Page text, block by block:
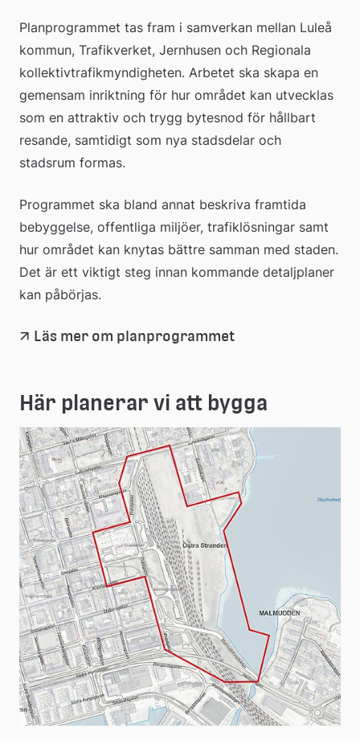
Planprogrammet tas fram i samverkan mellan Luleå
kommun, Trafikverket, Jernhusen och Regionala
kollektivtrafikmyndigheten. Arbetet ska skapa en
gemensam inriktning för hur området kan utvecklas
som en attraktiv och trygg bytesnod för hållbart
resande, samtidigt som nya stadsdelar och
stadsrum formas.
Programmet ska bland annat beskriva framtida
bebyggelse, offentliga miljöer, trafiklösningar samt
hur området kan knytas bättre samman med staden.
Det är ett viktigt steg innan kommande detaljplaner
kan påbörjas.
Läs mer om planprogrammet
Här planerar vi att bygga